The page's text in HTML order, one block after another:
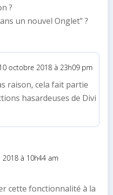
?
un nouvel Onglet” ?
octobre 2018 à 23h09 pm
raison, cela fait partie
hasardeuses de Divi
à 10h44 am
cette fonctionnalité à la